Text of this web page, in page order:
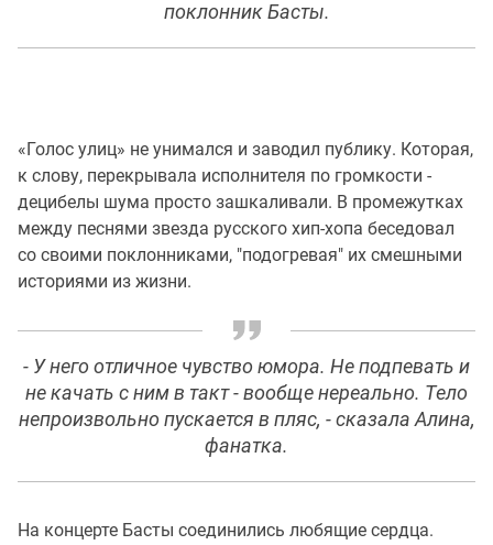
поклонник Басты.
«Голос улиц» не унимался и заводил публику. Которая,
к слову, перекрывала исполнителя по громкости -
децибелы шума просто зашкаливали. В промежутках
между песнями звезда русского хип-хопа беседовал
со своими поклонниками, "подогревая" их смешными
историями из жизни.
- У него отличное чувство юмора. Не подпевать и
не качать с ним в такт - вообще нереально. Тело
непроизвольно пускается в пляс, - сказала Алина,
фанатка.
На концерте Басты соединились любящие сердца.